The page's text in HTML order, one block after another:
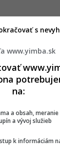
www.yimba.sk
na:
a obsah,
a vývoj služieb
k informáciám
s